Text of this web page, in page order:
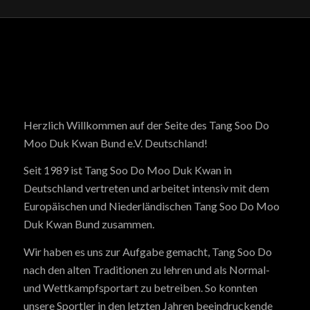
Herzlich Willkommen auf der Seite des Tang Soo Do
Moo Duk Kwan Bund e.V. Deutschland!
Seit 1989 ist Tang Soo Do Moo Duk Kwan in
Deutschland vertreten und arbeitet intensiv mit dem
Europäischen und Niederländischen Tang Soo Do Moo
Duk Kwan Bund zusammen.
Wir haben es uns zur Aufgabe gemacht, Tang Soo Do
nach den alten Traditionen zu lehren und als Normal-
und Wettkampfsportart zu betreiben. So konnten
unsere Sportler in den letzten Jahren beeindruckende